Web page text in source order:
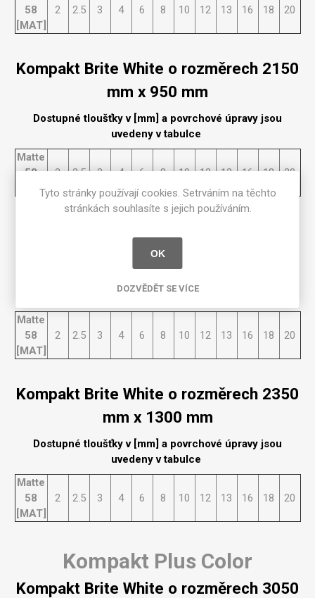
58
[MAT]
2 2.5 3 4 6 8 10 12 13 16 18 20
Kompakt Brite White o rozměrech 2150
mm x 950 mm
Dostupné tloušťky v [mm] a povrchové úpravy jsou
uvedeny v tabulce
Matte
58
[MAT]
2 2.5 3 4 6 8 10 12 13 16 18 20
mm x 950 mm
Dostupné tloušťky v [mm] a povrchové úpravy jsou
Matte
58
[MAT]
2 2.5 3 4 6 8 10 12 13 16 18 20
Kompakt Brite White o rozměrech 2350
mm x 1300 mm
Dostupné tloušťky v [mm] a povrchové úpravy jsou
uvedeny v tabulce
Matte
58
[MAT]
2 2.5 3 4 6 8 10 12 13 16 18 20
Kompakt Plus Color
Kompakt Brite White o rozměrech 3050
Tyto stránky používají cookies. Setrváním na těchto
stránkách souhlasíte s jejich používáním.
OK
DOZVĚDĚT SE VÍCE